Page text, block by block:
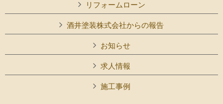
リフォームローン
酒井塗装株式会社からの報告
お知らせ
求人情報
施工事例